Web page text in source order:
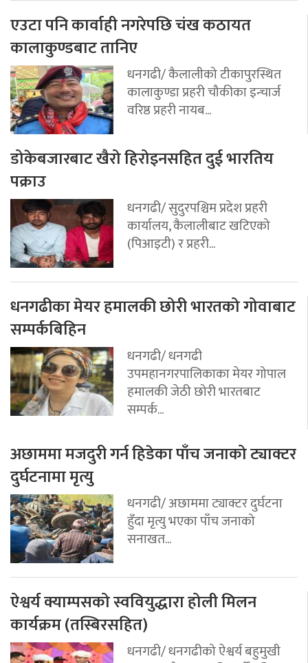
एउटा पनि कार्वाही नगरेपछि चंख कठायत
कालाकुण्डबाट तानिए
धनगढी/ कैलालीको टीकापुरस्थित
कालाकुण्डा प्रहरी चौकीका इन्चार्ज
वरिष्ठ प्रहरी नायब...
डोकेबजारबाट खैरो हिरोइनसहित दुई भारतिय
पक्राउ
धनगढी/ सुदुरपश्चिम प्रदेश प्रहरी
कार्यालय, कैलालीबाट खटिएको
(पिआइटी) र प्रहरी...
धनगढीका मेयर हमालकी छोरी भारतको गोवाबाट
सम्पर्कबिहिन
धनगढी/ धनगढी
उपमहानगरपालिकाका मेयर गोपाल
हमालकी जेठी छोरी भारतबाट
सम्पर्क...
अछाममा मजदुरी गर्न हिडेका पाँच जनाको ट्याक्टर
दुर्घटनामा मृत्यु
धनगढी/ अछाममा ट्याक्टर दुर्घटना
हुँदा मृत्यु भएका पाँच जनाको
सनाखत...
ऐश्वर्य क्याम्पसको स्ववियुद्धारा होली मिलन
कार्यक्रम (तस्बिरसहित)
धनगढी/ धनगढीको ऐश्वर्य बहुमुखी